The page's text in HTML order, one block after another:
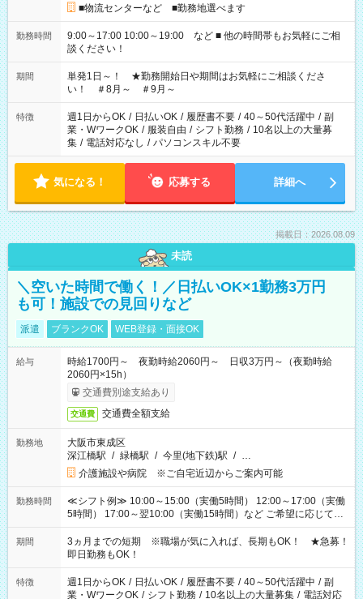
■物流センターなど ■勤務地選べます
勤務時間
9:00～17:00 10:00～19:00 など ■ 他の時間帯もお気軽にご相
談ください！
期間
単発1日～！ ★勤務開始日や期間はお気軽にご相談くださ
い！ ＃8月～ ＃9月～
特徴 週1日からOK / 日払いOK / 履歴書不要 / 40～50代活躍中 / 副
業・WワークOK / 服装自由 / シフト勤務 / 10名以上の大量募
集 / 電話対応なし / パソコンスキル不要
気になる！ 応募する 詳細へ
掲載日：2026.08.09
未読
＼空いた時間で働く！／日払いOK×1勤務3万円
も可！施設での見回りなど
派遣 ブランクOK WEB登録・面接OK
給与
時給1700円～ 夜勤時給2060円～ 日収3万円～（夜勤時給
2060円×15h）
交通費別途支給あり
交通費 交通費全額支給
勤務地
大阪市東成区
深江橋駅 / 緑橋駅 / 今里(地下鉄)駅 / …
介護施設や病院 ※ご自宅近辺からご案内可能
勤務時間
≪シフト例≫ 10:00～15:00（実働5時間） 12:00～17:00（実働
5時間） 17:00～翌10:00（実働15時間）など ご希望に応じて、
働く時間は調整できます！ お気軽に担当へ相談ください！
期間
3ヵ月までの短期 ※職場が気に入れば、長期もOK！ ★急募！
即日勤務もOK！
特徴 週1日からOK / 日払いOK / 履歴書不要 / 40～50代活躍中 / 副
業・WワークOK / シフト勤務 / 10名以上の大量募集 / 電話対応